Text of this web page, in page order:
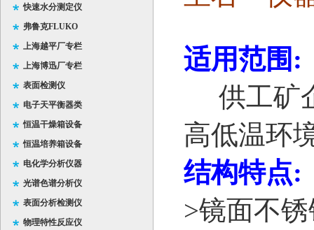
快速水分测定仪
弗鲁克FLUKO
上海越平厂专栏
上海博迅厂专栏
表面检测仪
电子天平衡器类
恒温干燥箱设备
恒温培养箱设备
电化学分析仪器
光谱色谱分析仪
表面分析检测仪
物理特性反应仪
适用范围 :
供工矿
高低温环
结构特点:
>镜面不